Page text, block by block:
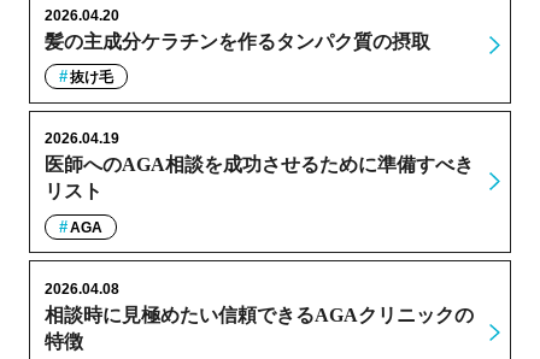
髪の主成分ケラチンを作るタンパク質の摂取
2026.04.20
抜け毛
医師へのAGA相談を成功させるために準備すべき
リスト
2026.04.19
AGA
相談時に見極めたい信頼できるAGAクリニックの
特徴
2026.04.08